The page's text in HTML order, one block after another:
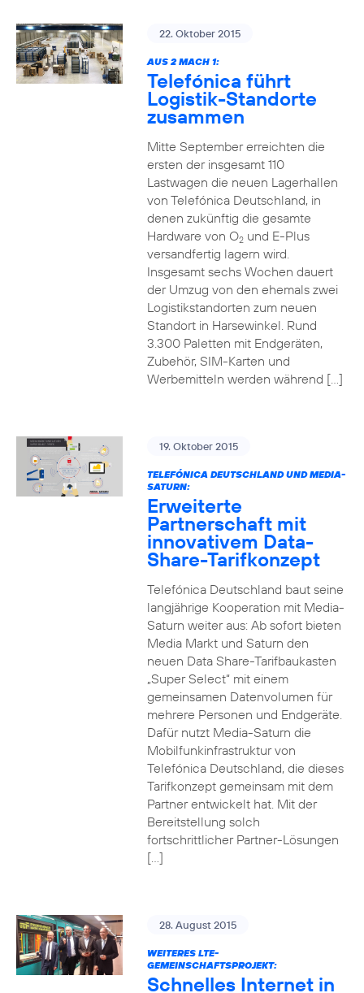
22. Oktober 2015
AUS 2 MACH 1:
Telefónica führt
Logistik-Standorte
zusammen
Mitte September erreichten die
ersten der insgesamt 110
Lastwagen die neuen Lagerhallen
von Telefónica Deutschland, in
denen zukünftig die gesamte
Hardware von O2und E-Plus
versandfertig lagern wird.
Insgesamt sechs Wochen dauert
der Umzug von den ehemals zwei
Logistikstandorten zum neuen
Standort in Harsewinkel. Rund
3.300 Paletten mit Endgeräten,
Zubehör, SIM-Karten und
Werbemitteln werden während […]
19. Oktober 2015
TELEFÓNICA DEUTSCHLAND UND MEDIA-
SATURN:
Erweiterte
Partnerschaft mit
innovativem Data-
Share-Tarifkonzept
Telefónica Deutschland baut seine
langjährige Kooperation mit Media-
Saturn weiter aus: Ab sofort bieten
Media Markt und Saturn den
neuen Data Share-Tarifbaukasten
„Super Select“ mit einem
gemeinsamen Datenvolumen für
mehrere Personen und Endgeräte.
Dafür nutzt Media-Saturn die
Mobilfunkinfrastruktur von
Telefónica Deutschland, die dieses
Tarifkonzept gemeinsam mit dem
Partner entwickelt hat. Mit der
Bereitstellung solch
fortschrittlicher Partner-Lösungen
[…]
28. August 2015
WEITERES LTE-
GEMEINSCHAFTSPROJEKT:
Schnelles Internet in